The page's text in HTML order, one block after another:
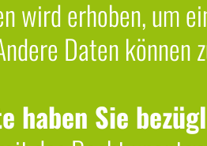
wird erhoben, um
Daten
haben Sie